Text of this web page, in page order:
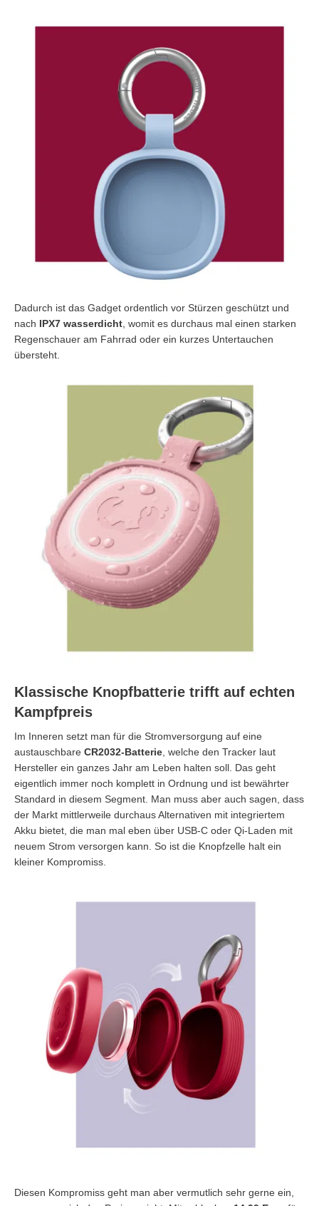
Dadurch ist das Gadget ordentlich vor Stürzen geschützt und
nach IPX7 wasserdicht , womit es durchaus mal einen starken
Regenschauer am Fahrrad oder ein kurzes Untertauchen
übersteht.
Klassische Knopfbatterie trifft auf echten
Kampfpreis
Im Inneren setzt man für die Stromversorgung auf eine
austauschbare CR2032-Batterie , welche den Tracker laut
Hersteller ein ganzes Jahr am Leben halten soll. Das geht
eigentlich immer noch komplett in Ordnung und ist bewährter
Standard in diesem Segment. Man muss aber auch sagen, dass
der Markt mittlerweile durchaus Alternativen mit integriertem
Akku bietet, die man mal eben über USB-C oder Qi-Laden mit
neuem Strom versorgen kann. So ist die Knopfzelle halt ein
kleiner Kompromiss.
Diesen Kompromiss geht man aber vermutlich sehr gerne ein,